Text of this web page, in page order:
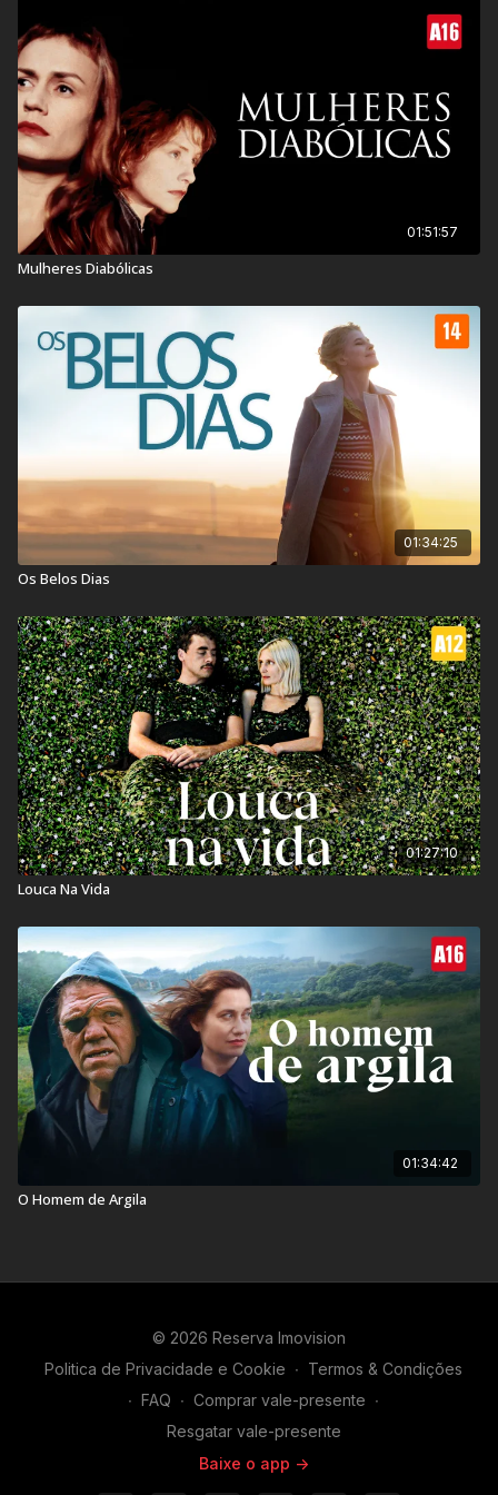
Contém: Conteúdo Sexual, Drogas Lícitas, Temas
Sensíveis, Violência
Título Original:Belladone
Duração:94 min
Ano de lançamento:2025
País: França
01:51:57
Mulheres Diabólicas
01:34:25
Os Belos Dias
01:27:10
Louca Na Vida
01:34:42
O Homem de Argila
© 2026 Reserva Imovision
Politica de Privacidade e Cookie ∙ Termos & Condições
∙ FAQ ∙ Comprar vale-presente ∙
Resgatar vale-presente
Baixe o app ->